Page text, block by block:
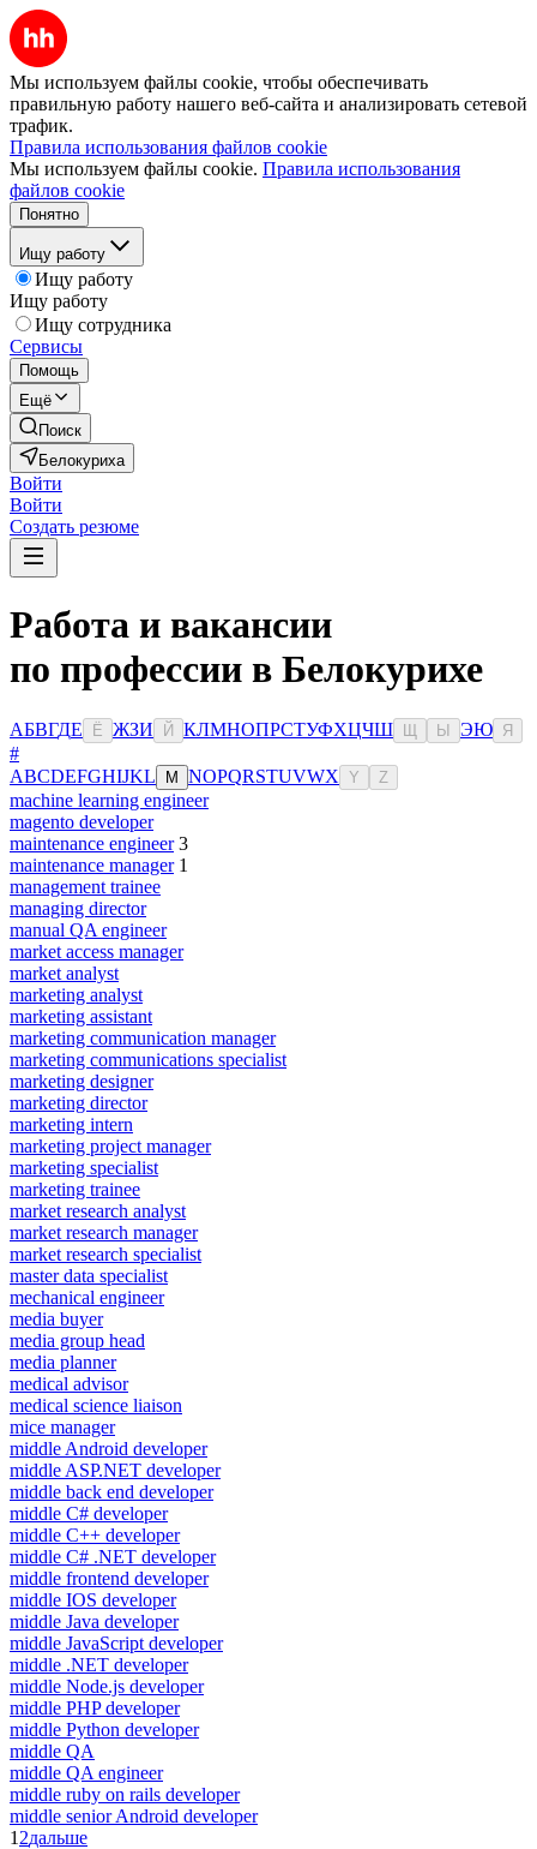
Мы используем файлы cookie, чтобы обеспечивать
правильную работу нашего веб-сайта и анализировать сетевой
трафик.
Правила использования файлов cookie
Мы используем файлы cookie. Правила использования
файлов cookie
Понятно
Ищу работу
Ищу работу
Ищу работу
Ищу сотрудника
Сервисы
Помощь
Ещё
Поиск
Белокуриха
Войти
Войти
Создать резюме
Работа и вакансии
по профессии в Белокурихе
АБВГДЕ Ё ЖЗИ Й КЛМНОПРСТУФХЦЧШ Ы ЭЮ Я
#
ABCDEFGHIJKL M NOPQRSTUVWX Y Z
machine learning engineer
magento developer
maintenance engineer 3
maintenance manager 1
management trainee
managing director
manual QA engineer
market access manager
market analyst
marketing analyst
marketing assistant
marketing communication manager
marketing communications specialist
marketing designer
marketing director
marketing intern
marketing project manager
marketing specialist
marketing trainee
market research analyst
market research manager
market research specialist
master data specialist
mechanical engineer
media buyer
media group head
media planner
medical advisor
medical science liaison
mice manager
middle Android developer
middle ASP.NET developer
middle back end developer
middle C# developer
middle C++ developer
middle C# .NET developer
middle frontend developer
middle IOS developer
middle Java developer
middle JavaScript developer
middle .NET developer
middle Node.js developer
middle PHP developer
middle Python developer
middle QA
middle QA engineer
middle ruby on rails developer
middle senior Android developer
1 2дальше